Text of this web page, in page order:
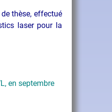
thèse, effectué
laser pour la
en septembre